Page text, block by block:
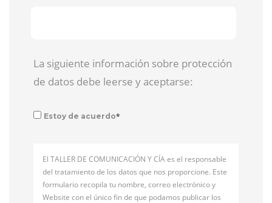
La siguiente información sobre protección
de datos debe leerse y aceptarse:
Estoy de acuerdo*
El TALLER DE COMUNICACIÓN Y CÍA es el responsable
del tratamiento de los datos que nos proporcione. Este
formulario recopila tu nombre, correo electrónico y
Website con el único fin de que podamos publicar los